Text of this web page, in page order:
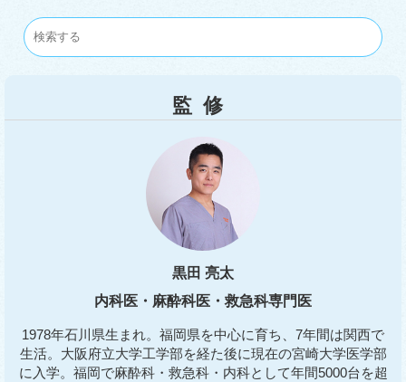
監修
黒田 亮太
内科医・麻酔科医・救急科専門医
1978年石川県生まれ。福岡県を中心に育ち、7年間は関西で
生活。大阪府立大学工学部を経た後に現在の宮崎大学医学部
に入学。福岡で麻酔科・救急科・内科として年間5000台を超